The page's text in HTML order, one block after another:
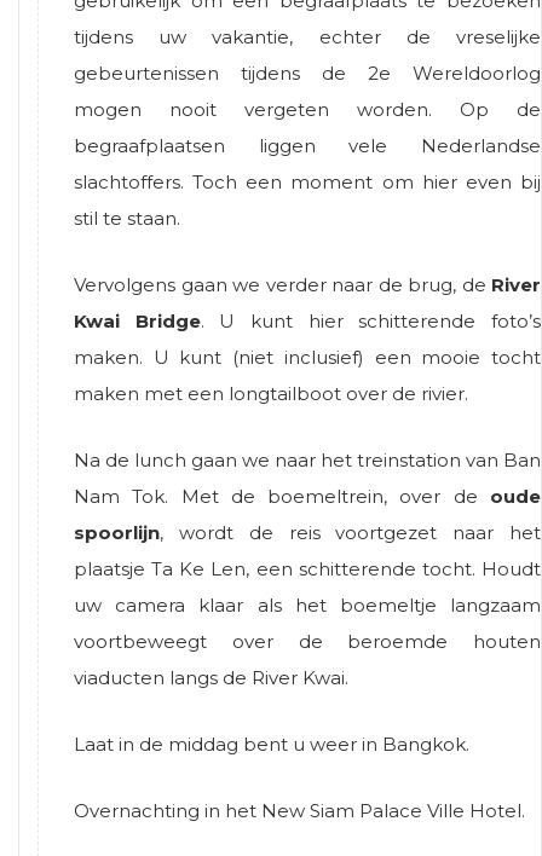
tijdens uw vakantie, echter de vreselijke
gebeurtenissen tijdens de 2e Wereldoorlog
mogen nooit vergeten worden. Op de
begraafplaatsen liggen vele Nederlandse
slachtoffers. Toch een moment om hier even bij
stil te staan.
Vervolgens gaan we verder naar de brug, de River
Kwai Bridge. U kunt hier schitterende foto’s
maken. U kunt (niet inclusief) een mooie tocht
maken met een longtailboot over de rivier.
Na de lunch gaan we naar het treinstation van Ban
Nam Tok. Met de boemeltrein, over de oude
spoorlijn, wordt de reis voortgezet naar het
plaatsje Ta Ke Len, een schitterende tocht. Houdt
uw camera klaar als het boemeltje langzaam
voortbeweegt over de beroemde houten
viaducten langs de River Kwai.
Laat in de middag bent u weer in Bangkok.
Overnachting in het New Siam Palace Ville Hotel.